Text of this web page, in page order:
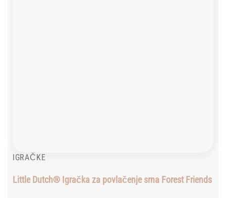
IGRAČKE
Little Dutch® Igračka za povlačenje srna Forest Friends